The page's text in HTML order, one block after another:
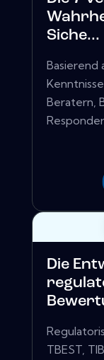
Siche...
Basierend
Beratern,
Die
TBEST,